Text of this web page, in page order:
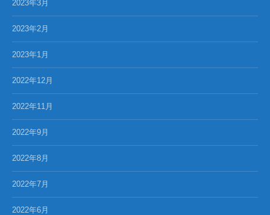
2023年3月
2023年2月
2023年1月
2022年12月
2022年11月
2022年9月
2022年8月
2022年7月
2022年6月